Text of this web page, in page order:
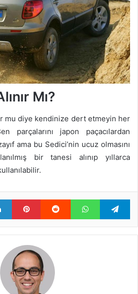
Mı?
mu diye kendinize dert etmeyin her
parçalarını japon paçacılardan
ama bu Sedici’nin ucuz olmasını
bir tanesi alınıp yıllarca
LinkedIn Pinterest Reddit WhatsApp